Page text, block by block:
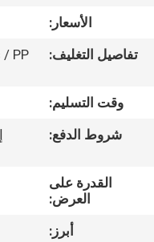
المعمل
مراقبة
الجودة
اتصل
الأسعار:
تفاصيل التغليف:
وقت التسليم:
شروط الدفع:
القدرة على
العرض:
أبرز: